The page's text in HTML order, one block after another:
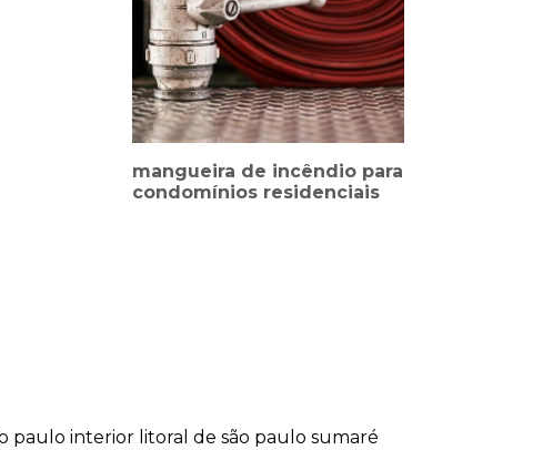
mangueira de incêndio para
condomínios residenciais
paulo interior litoral de são paulo sumaré